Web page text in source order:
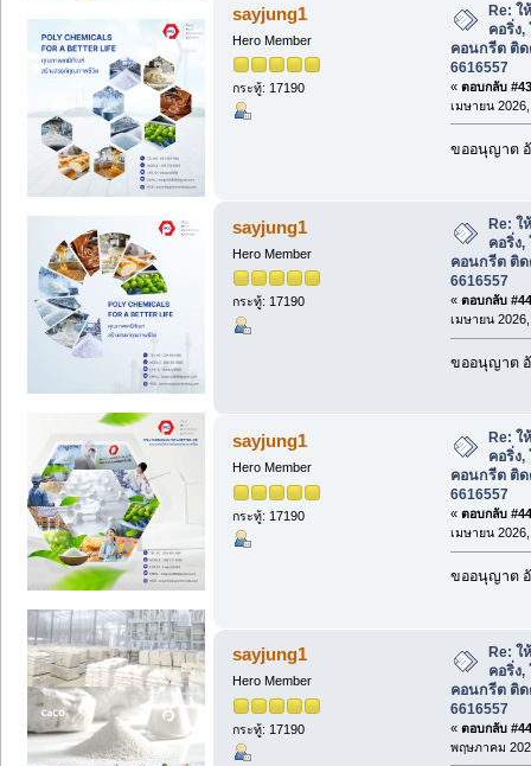
sayjung1
Hero Member
กระทู้: 17190
Re: ใ
คอริ่ง,
คอนกรีต ติ
6616557
« ตอบกลับ
เมษายน
ขออนุญาต
sayjung1
Hero Member
กระทู้: 17190
Re: ใ
คอริ่ง,
คอนกรีต ติ
6616557
« ตอบกลับ
เมษายน
ขออนุญาต
sayjung1
Hero Member
กระทู้: 17190
Re: ใ
คอริ่ง,
คอนกรีต ติ
6616557
« ตอบกลับ
เมษายน
ขออนุญาต
sayjung1
Hero Member
กระทู้: 17190
Re: ใ
คอริ่ง,
คอนกรีต ติ
6616557
« ตอบกลับ
พฤษภาคม